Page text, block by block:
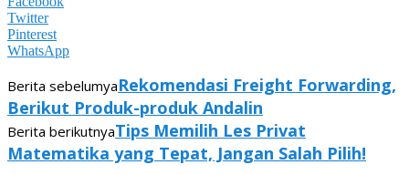
Twitter
Pinterest
WhatsApp
Berita sebelumyaRekomendasi Freight Forwarding,
Berikut Produk-produk Andalin
Berita berikutnyaTips Memilih Les Privat
Matematika yang Tepat, Jangan Salah Pilih!